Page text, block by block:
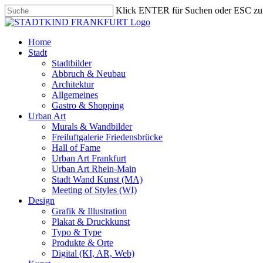
Skip
to
content
Klick ENTER für Suchen oder ESC
Close
search
Menu
Home
Stadt
Stadtbilder
Abbruch & Neubau
Architektur
Allgemeines
Gastro & Shopping
Urban Art
Murals & Wandbilder
Freiluftgalerie Friedensbrücke
Hall of Fame
Urban Art Frankfurt
Urban Art Rhein-Main
Stadt Wand Kunst (MA)
Meeting of Styles (WI)
Design
Grafik & Illustration
Plakat & Druckkunst
Typo & Type
Produkte & Orte
Digital (KI, AR, Web)